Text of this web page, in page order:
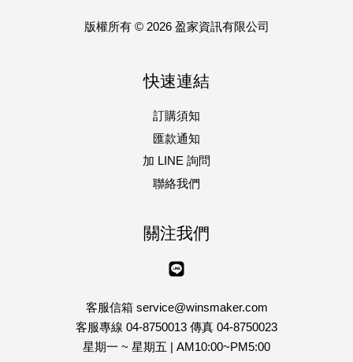
版權所有 © 2026 盈家資訊有限公司
快速連結
訂購須知
匯款通知
加 LINE 詢問
聯絡我們
關注我們
客服信箱 service@winsmaker.com
客服專線 04-8750013 傳真 04-8750023
星期一 ~ 星期五 | AM10:00~PM5:00